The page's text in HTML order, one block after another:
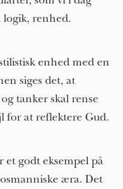
logik, renhed.
enhed med en
siges det, at
tanker skal rense
for at reflektere Gud.
et godt eksempel på
æra. Det